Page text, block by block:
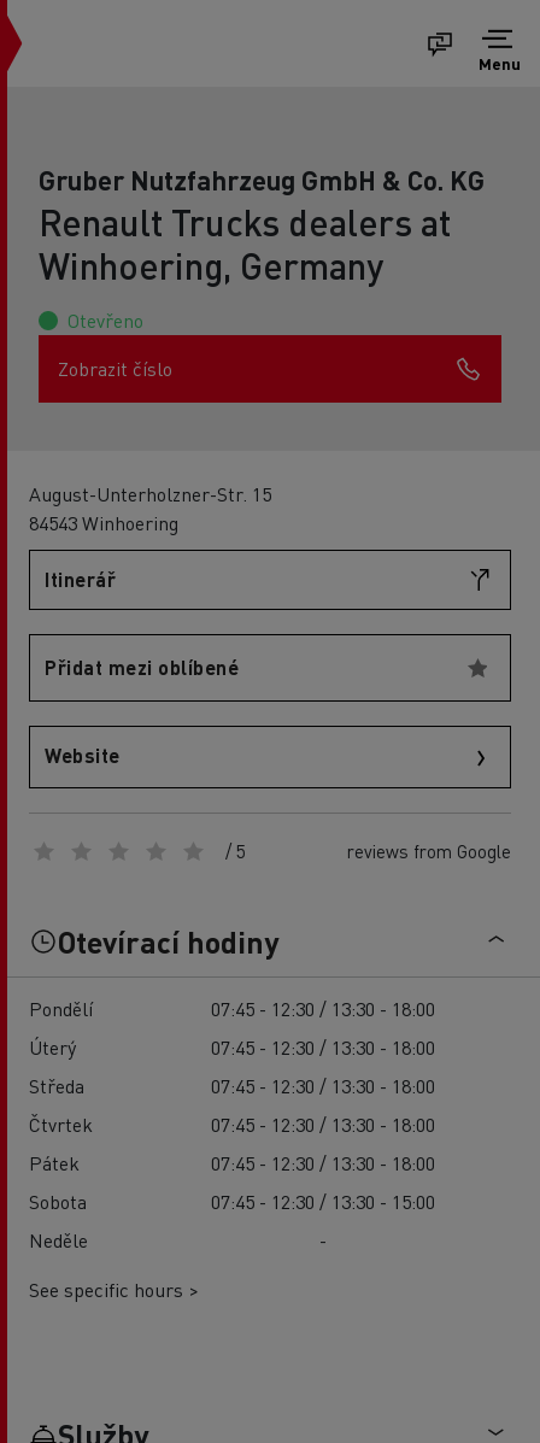
Menu
Gruber Nutzfahrzeug GmbH & Co. KG
Renault Trucks dealers at
Winhoering, Germany
Otevřeno
Zobrazit číslo
August-Unterholzner-Str. 15
84543 Winhoering
Itinerář
Přidat mezi oblíbené
Website
/ 5 reviews from Google
Otevírací hodiny
Pondělí
07:45 - 12:30 / 13:30 - 18:00
Úterý
07:45 - 12:30 / 13:30 - 18:00
Středa
07:45 - 12:30 / 13:30 - 18:00
Čtvrtek
07:45 - 12:30 / 13:30 - 18:00
Pátek
07:45 - 12:30 / 13:30 - 18:00
Sobota
07:45 - 12:30 / 13:30 - 15:00
Neděle
-
See specific hours >
Služby